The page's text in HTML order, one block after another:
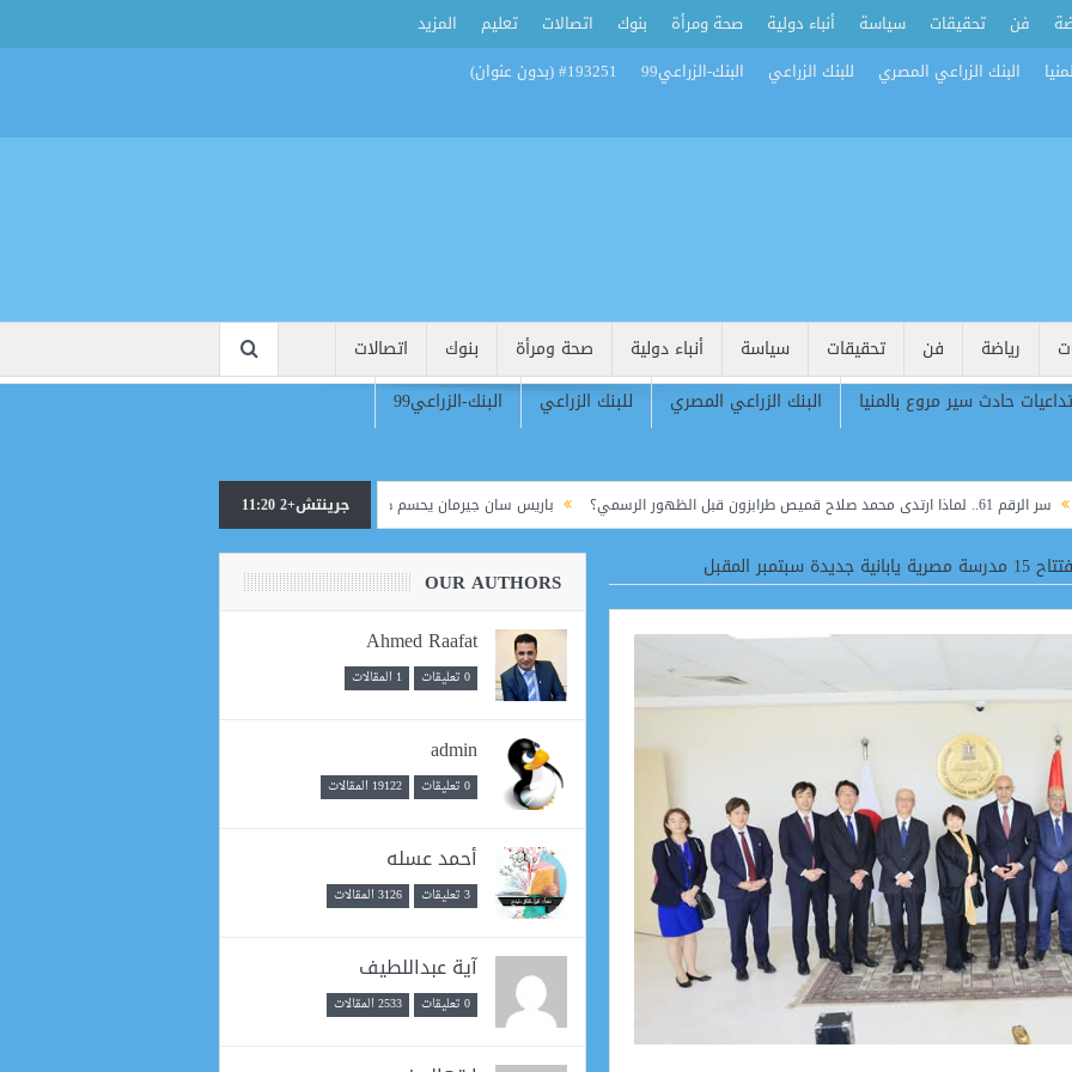
فن تحقيقات سياسة أنباء دولية صحة ومرأة بنوك اتصالات تعليم
المزيد
البنك الزراعي المصري للبنك الزراعي البنك-الزراعي99 #193251 (بدون عنوان)
رياضة فن تحقيقات سياسة أنباء دولية صحة ومرأة بنوك
اتصالات
حادث سير مروع بالمنيا البنك الزراعي المصري للبنك الزراعي
البنك-الزراعي99
قبل الظهور الرسمي؟ باريس سان جيرمان يحسم صفقة أكليوش بعقد طويل الأمد بعد اجتياز الكشف الطبي
جرينتش+2 11:20
المقبل OUR AUTHORS
Ahmed Raafat
0 تعليقات 1 المقالات
admin
0 تعليقات 19122 المقالات
أحمد عسله
3 تعليقات 3126 المقالات
آية عبداللطيف
0 تعليقات 2533 المقالات